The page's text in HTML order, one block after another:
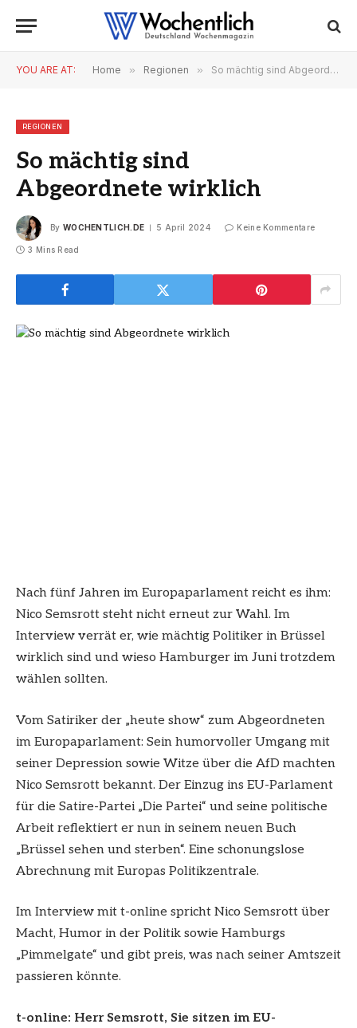
YOU ARE AT: Home » Regionen » So mächtig sind Abgeordnete wirklich
REGIONEN
So mächtig sind
Abgeordnete wirklich
By WOCHENTLICH.DE 5 April 2024 Keine Kommentare
3 Mins Read
Nach fünf Jahren im Europaparlament reicht es ihm:
Nico Semsrott steht nicht erneut zur Wahl. Im
Interview verrät er, wie mächtig Politiker in Brüssel
wirklich sind und wieso Hamburger im Juni trotzdem
wählen sollten.
Vom Satiriker der „heute show“ zum Abgeordneten
im Europaparlament: Sein humorvoller Umgang mit
seiner Depression sowie Witze über die AfD machten
Nico Semsrott bekannt. Der Einzug ins EU-Parlament
für die Satire-Partei „Die Partei“ und seine politische
Arbeit reflektiert er nun in seinem neuen Buch
„Brüssel sehen und sterben“. Eine schonungslose
Abrechnung mit Europas Politikzentrale.
Im Interview mit t-online spricht Nico Semsrott über
Macht, Humor in der Politik sowie Hamburgs
„Pimmelgate“ und gibt preis, was nach seiner Amtszeit
passieren könnte.
t-online: Herr Semsrott, Sie sitzen im EU-